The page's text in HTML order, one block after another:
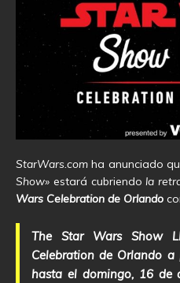
StarWars.com ha anunciado
Show» estará cubriendo la
Wars Celebration de Orlando
The Star Wars Show
Celebration de Orlando
hasta el domingo, 16 de